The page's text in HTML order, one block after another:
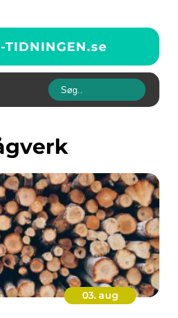
TIDNINGEN.se
03. aug